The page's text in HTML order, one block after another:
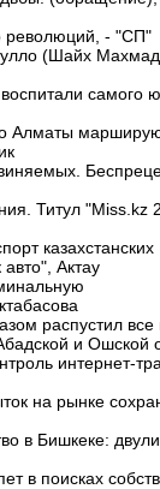
революций, - "СП"
(Шайх
самого
Алматы
Титул "Miss.kz
казахстанских
Актау
распустил
и Ошской
интернет-
на рынке
в Бишкеке:
в поисках